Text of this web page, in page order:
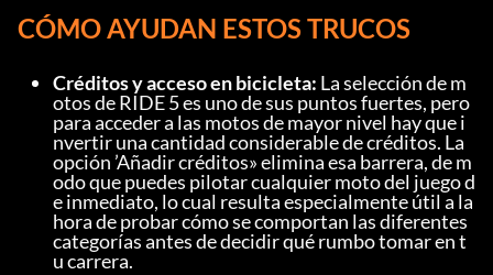
CÓMO AYUDAN ESTOS TRUCOS
Créditos y acceso en bicicleta: La selección de m
otos de RIDE 5 es uno de sus puntos fuertes, pero
para acceder a las motos de mayor nivel hay que i
nvertir una cantidad considerable de créditos. La
opción ’Añadir créditos» elimina esa barrera, de m
odo que puedes pilotar cualquier moto del juego d
e inmediato, lo cual resulta especialmente útil a la
hora de probar cómo se comportan las diferentes
categorías antes de decidir qué rumbo tomar en t
u carrera.